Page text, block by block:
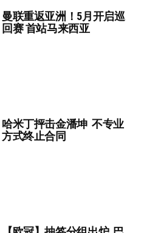
曼联重返亚洲！5月开启巡
回赛 首站马来西亚
哈米丁抨击金潘坤 不专业
方式终止合同